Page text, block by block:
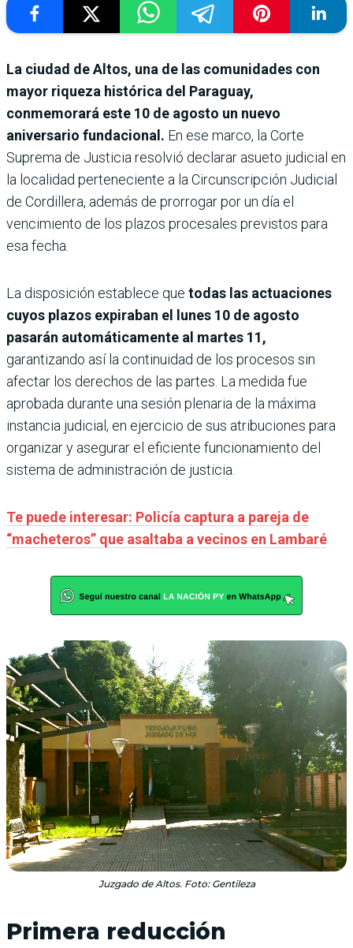
La ciudad de Altos, una de las comunidades con
mayor riqueza histórica del Paraguay,
conmemorará este 10 de agosto un nuevo
aniversario fundacional. En ese marco, la Corte
Suprema de Justicia resolvió declarar asueto judicial en
la localidad perteneciente a la Circunscripción Judicial
de Cordillera, además de prorrogar por un día el
vencimiento de los plazos procesales previstos para
esa fecha.
La disposición establece que todas las actuaciones
cuyos plazos expiraban el lunes 10 de agosto
pasarán automáticamente al martes 11,
garantizando así la continuidad de los procesos sin
afectar los derechos de las partes. La medida fue
aprobada durante una sesión plenaria de la máxima
instancia judicial, en ejercicio de sus atribuciones para
organizar y asegurar el eficiente funcionamiento del
sistema de administración de justicia.
Te puede interesar: Policía captura a pareja de
“macheteros” que asaltaba a vecinos en Lambaré
Juzgado de Altos. Foto: Gentileza
Primera reducción